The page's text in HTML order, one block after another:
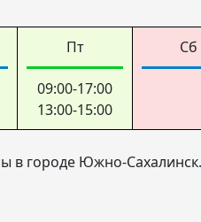
Пт
09:00-17:00
13:00-15:00
Сб
в городе Южно-